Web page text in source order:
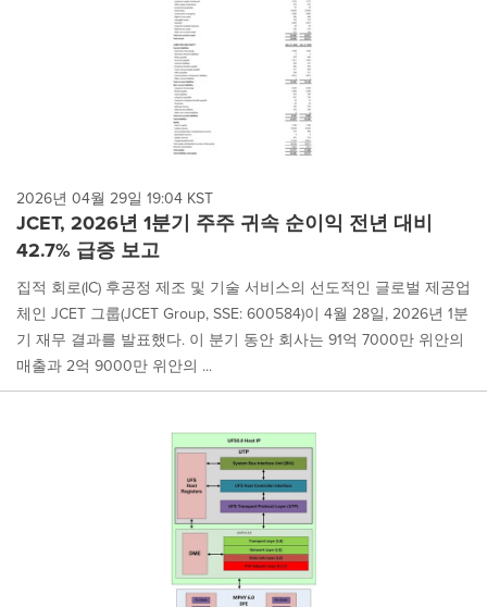
2026년 04월 29일 19:04 KST
JCET, 2026년 1분기 주주 귀속 순이익 전년 대비
42.7% 급증 보고
집적 회로(IC) 후공정 제조 및 기술 서비스의 선도적인 글로벌 제공업
체인 JCET 그룹(JCET Group, SSE: 600584)이 4월 28일, 2026년 1분
기 재무 결과를 발표했다. 이 분기 동안 회사는 91억 7000만 위안의
매출과 2억 9000만 위안의 ...